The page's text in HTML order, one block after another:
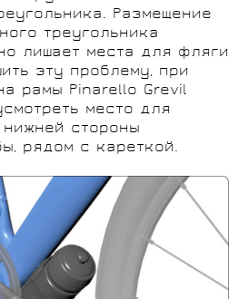
Размещение
треугольника
лишает места для фляги
эту проблему, при
рамы Pinarello Grevil
место для
стороны
рядом с кареткой.